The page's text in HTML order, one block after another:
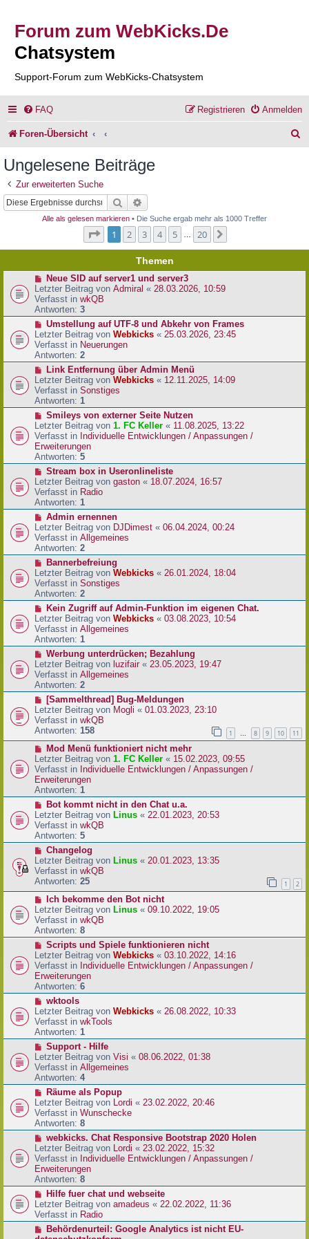
Forum zum WebKicks.De
Chatsystem
Support-Forum zum WebKicks-Chatsystem
FAQ Anmelden
Registrieren
Foren-Übersicht
Ungelesene Beiträge
Zur erweiterten Suche
Suche
Alle als gelesen markieren • Die Suche ergab mehr als 1000 Treffer
Seite von
1 2 3 4 5 20
Themen
N
e
u
e
r
B
e
i
t
a
g
Neue SID auf server1 und server3
Letzter Beitrag von Admiral « 28.03.2026, 10:59
Verfasst in wkQB
Antworten: 3
N
e
u
e
r
B
e
i
t
a
g
Umstellung auf UTF-8 und Abkehr von Frames
Letzter Beitrag von Webkicks « 25.03.2026, 23:45
Verfasst in Neuerungen
Antworten: 2
N
e
u
e
r
B
e
i
t
r
a
g
Link Entfernung über Admin Menü
Letzter Beitrag von Webkicks « 12.11.2025, 14:09
Verfasst in Sonstiges
Antworten: 1
N
e
u
e
r
B
e
i
t
r
a
g
Smileys von externer Seite Nutzen
Letzter Beitrag von 1. FC Keller « 11.08.2025, 13:22
Verfasst in Individuelle Entwicklungen / Anpassungen /
Erweiterungen
Antworten: 5
N
e
u
e
r
B
e
i
t
a
g
Stream box in Useronlineliste
Letzter Beitrag von gaston « 18.07.2024, 16:57
Verfasst in Radio
Antworten: 1
N
e
u
e
r
B
e
i
t
a
g
Admin ernennen
Letzter Beitrag von DJDimest « 06.04.2024, 00:24
Verfasst in Allgemeines
Antworten: 2
N
e
u
e
r
B
e
i
t
a
g
Bannerbefreiung
Letzter Beitrag von Webkicks « 26.01.2024, 18:04
Verfasst in Sonstiges
Antworten: 2
N
e
u
e
r
B
e
i
t
a
g
Kein Zugriff auf Admin-Funktion im eigenen Chat.
Letzter Beitrag von Webkicks « 03.08.2023, 10:54
Verfasst in Allgemeines
Antworten: 1
N
e
u
e
r
B
e
i
t
a
g
Werbung unterdrücken; Bezahlung
Letzter Beitrag von luzifair « 23.05.2023, 19:47
Verfasst in Allgemeines
Antworten: 2
N
e
u
e
r
B
e
i
t
r
a
g
[Sammelthread] Bug-Meldungen
Letzter Beitrag von Mogli « 01.03.2023, 23:10
Verfasst in wkQB
Antworten: 158 1 … 8 9 10 11
N
e
u
e
r
B
e
i
t
r
a
g
Mod Menü funktioniert nicht mehr
Letzter Beitrag von 1. FC Keller « 15.02.2023, 09:55
Verfasst in Individuelle Entwicklungen / Anpassungen /
Erweiterungen
Antworten: 1
N
e
u
e
r
B
e
i
t
a
g
Bot kommt nicht in den Chat u.a.
Letzter Beitrag von Linus « 22.01.2023, 20:53
Verfasst in wkQB
Antworten: 5
N
e
u
e
r
B
e
i
t
a
g
Changelog
Letzter Beitrag von Linus « 20.01.2023, 13:35
Verfasst in wkQB
Antworten: 25 1 2
N
e
u
e
r
B
e
i
t
r
a
g
Ich bekomme den Bot nicht
Letzter Beitrag von Linus « 09.10.2022, 19:05
Verfasst in wkQB
Antworten: 8
N
e
u
e
r
B
e
i
t
r
a
g
Scripts und Spiele funktionieren nicht
Letzter Beitrag von Webkicks « 03.10.2022, 14:16
Verfasst in Individuelle Entwicklungen / Anpassungen /
Erweiterungen
Antworten: 6
N
e
u
e
r
B
e
i
t
a
g
wktools
Letzter Beitrag von Webkicks « 26.08.2022, 10:33
Verfasst in wkTools
Antworten: 1
N
e
u
e
r
B
e
i
t
a
g
Support - Hilfe
Letzter Beitrag von Visi « 08.06.2022, 01:38
Verfasst in Allgemeines
Antworten: 4
N
e
u
e
r
B
e
i
t
r
a
g
Räume als Popup
Letzter Beitrag von Lordi « 23.02.2022, 20:46
Verfasst in Wunschecke
Antworten: 8
N
e
u
e
r
B
e
i
t
webkicks. Chat Responsive Bootstrap 2020 Holen
Letzter Beitrag von Lordi « 23.02.2022, 15:32
Verfasst in Individuelle Entwicklungen / Anpassungen /
Erweiterungen
Antworten: 8
N
e
u
e
Hilfe fuer chat und webseite
Letzter Beitrag von amadeus « 22.02.2022, 11:36
Verfasst in Radio
NBehördenurteil: Google Analytics ist nicht EU-